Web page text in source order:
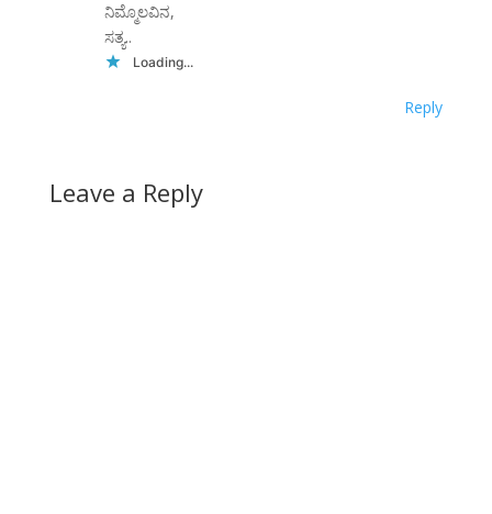
ನಿಮ್ಮೊಲವಿನ,
ಸತ್ಯ..
Loading...
Reply
Leave a Reply